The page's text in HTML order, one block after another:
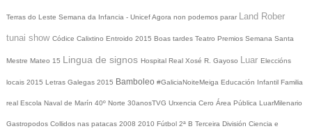
Terras do Leste Semana da Infancia - UnicefAgora non podemos parar Land Rober
tunai show Códice Calixtino Entroido 2015 Boas tardes Teatro Premios Semana Santa
Mestre Mateo 15 Lingua de signos Hospital Real Xosé R. Gayoso Luar Eleccións
locais 2015 Letras Galegas 2015 Bamboleo #GaliciaNoiteMeiga Educación Infantil Familia
real Escola Naval de Marín 40º Norte 30anosTVG Urxencia Cero Área Pública LuarMilenario
Gastropodos Collidos nas patacas 2008 2010 Fútbol 2ª B Terceira División Ciencia e